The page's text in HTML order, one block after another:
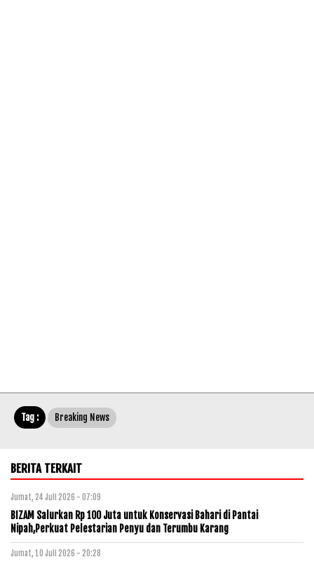
Tag : Breaking News
BERITA TERKAIT
Jumat, 24 Juli 2026 - 07:09
BIZAM Salurkan Rp 100 Juta untuk Konservasi Bahari di Pantai
Nipah,Perkuat Pelestarian Penyu dan Terumbu Karang
Jumat, 10 Juli 2026 - 20:28